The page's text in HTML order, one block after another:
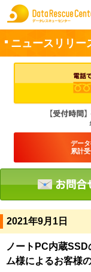
ニュースリリー
デー
累計
2021年9月1日
ノートPC内蔵
ム様によるお客様
お申込方法
お問合せ
初めての
サービス
データレ
お客さま